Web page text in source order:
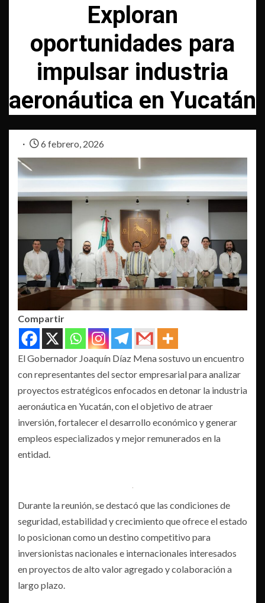
Exploran
oportunidades para
impulsar industria
aeronáutica en Yucatán
6 febrero, 2026
Compartir
El Gobernador Joaquín Díaz Mena sostuvo un encuentro
con representantes del sector empresarial para analizar
proyectos estratégicos enfocados en detonar la industria
aeronáutica en Yucatán, con el objetivo de atraer
inversión, fortalecer el desarrollo económico y generar
empleos especializados y mejor remunerados en la
entidad.
Durante la reunión, se destacó que las condiciones de
seguridad, estabilidad y crecimiento que ofrece el estado
lo posicionan como un destino competitivo para
inversionistas nacionales e internacionales interesados
en proyectos de alto valor agregado y colaboración a
largo plazo.